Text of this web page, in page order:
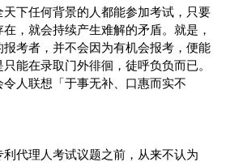
下任何背景的人都能参加考试，只要
，就会持续产生难解的矛盾。就是，
考者，并不会因为有机会报考，便能
能在录取门外徘徊，徒呼负负而已。
人联想「于事无补、口惠而实不
代理人考试议题之前，从来不认为